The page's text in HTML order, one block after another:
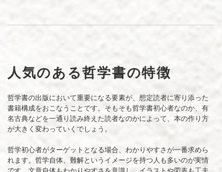
人気のある哲学書の特徴
哲学書の出版において重要になる要素が、想定読者に寄り添った
書籍構成をおこなうことです。そもそも哲学書初心者なのか、有
名古典などを一通り読み終えた読者なのかによって、本の作り方
が大きく変わっていくでしょう。
哲学初心者がターゲットとなる場合、わかりやすさが一番求めら
れます。哲学自体、難解というイメージを持つ人も多いのが実情
です。文章自体もわかりやすさを意識し、イラストや図表も工夫